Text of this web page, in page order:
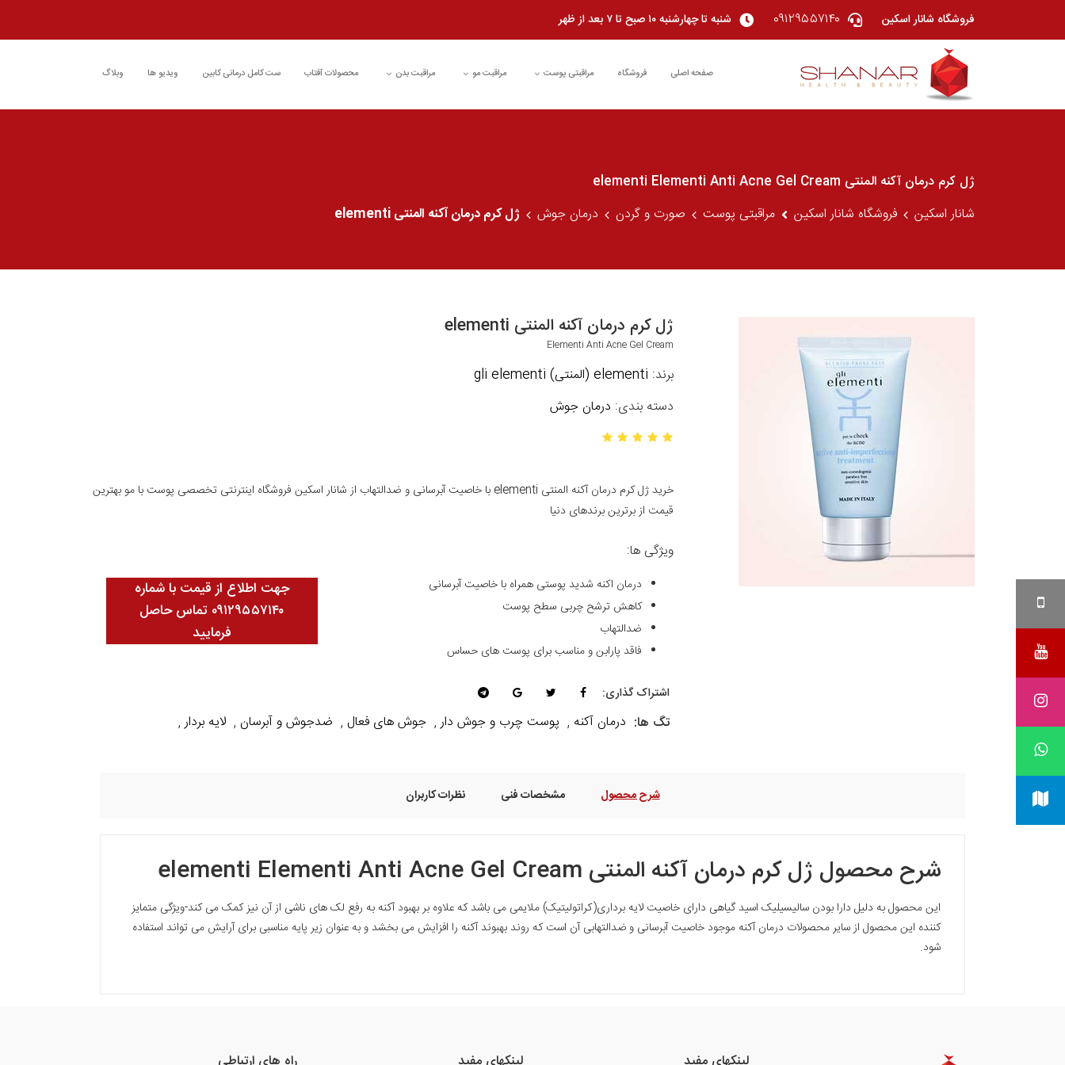
فروشگاه شانار اسکین ۰۹۱۲۹۵۵۷۱۴۰ شنبه تا چهارشنبه ۱۰ صبح تا ۷ بعد از ظهر
صفحه اصلی فروشگاه مراقبتی پوست مراقبت مو مراقبت بدن محصولات آفتاب ست کامل درمانی کابین ویدیو ها وبلاگ
ژل کرم درمان آکنه المنتی elementi Elementi Anti Acne Gel Cream
شانار اسکین
فروشگاه شانار اسکین مراقبتی پوست صورت و گردن درمان جوش ژل کرم درمان آکنه المنتی elementi
ژل کرم درمان آکنه المنتی elementi
Elementi Anti Acne Gel Cream
برند: elementi (المنتی) gli elementi
دسته بندی: درمان جوش
خرید ژل کرم درمان آکنه المنتی elementi با خاصیت آبرسانی و ضدالتهاب از شانار اسکین فروشگاه اینترنتی تخصصی پوست با مو بهترین
قیمت از برترین برندهای دنیا
ویژگی ها:
درمان اکنه شدید پوستی همراه با خاصیت آبرسانی
کاهش ترشح چربی سطح پوست
ضدالتهاب
فاقد پارابن و مناسب برای پوست های حساس
اشتراک گذاری:
جهت اطلاع از قیمت با شماره
۰۹۱۲۹۵۵۷۱۴۰ تماس حاصل
فرمایید
تگ ها: درمان آکنه , پوست چرب و جوش دار , جوش های فعال , ضدجوش و آبرسان , لایه بردار ,
شرح محصول مشخصات فنی نظرات کاربران
شرح محصول ژل کرم درمان آکنه المنتی elementi Elementi Anti Acne Gel Cream
این محصول به دلیل دارا بودن سالیسیلیک اسید گیاهی دارای خاصیت لایه برداری(کراتولیتیک) ملایمی می باشد که علاوه بر بهبود آکنه به رفع لک های ناشی از آن نیز کمک می کند-ویژگی متمایز
کننده این محصول از سایر محصولات درمان آکنه موجود خاصیت آبرسانی و ضدالتهابی آن است که روند بهبوند آکنه را افزایش می بخشد و به عنوان زیر پایه مناسبی برای آرایش می تواند استفاده
شود.